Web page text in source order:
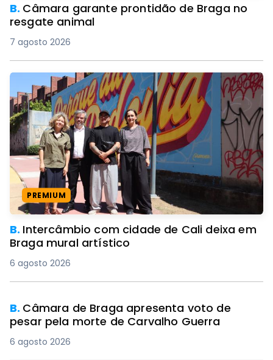
B. Câmara garante prontidão de Braga no
resgate animal
7 agosto 2026
PREMIUM
B. Intercâmbio com cidade de Cali deixa em
Braga mural artístico
6 agosto 2026
B. Câmara de Braga apresenta voto de
pesar pela morte de Carvalho Guerra
6 agosto 2026